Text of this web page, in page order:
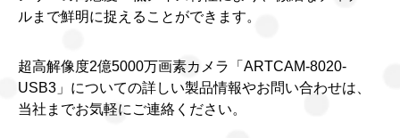
ルまで鮮明に捉えることができます。
超高解像度2億5000万画素カメラ「ARTCAM-8020-
USB3」についての詳しい製品情報やお問い合わせは、
当社までお気軽にご連絡ください。